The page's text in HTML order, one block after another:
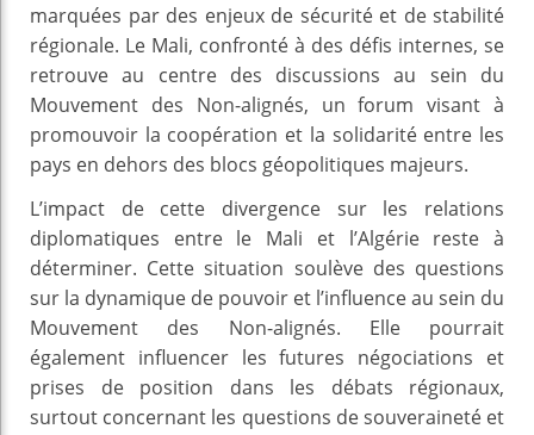
marquées par des enjeux de sécurité et de stabilité
régionale. Le Mali, confronté à des défis internes, se
retrouve au centre des discussions au sein du
Mouvement des Non-alignés, un forum visant à
promouvoir la coopération et la solidarité entre les
pays en dehors des blocs géopolitiques majeurs.
L’impact de cette divergence sur les relations
diplomatiques entre le Mali et l’Algérie reste à
déterminer. Cette situation soulève des questions
sur la dynamique de pouvoir et l’influence au sein du
Mouvement des Non-alignés. Elle pourrait
également influencer les futures négociations et
prises de position dans les débats régionaux,
surtout concernant les questions de souveraineté et